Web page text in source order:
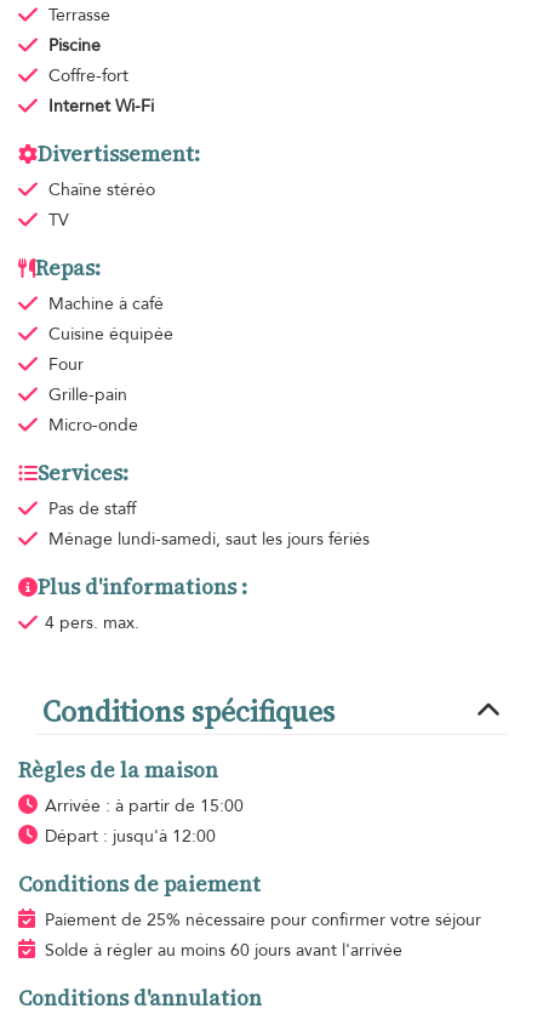
Terrasse
Piscine
Coffre-fort
Internet Wi-Fi
Divertissement:
Chaîne stéréo
TV
Repas:
Machine à café
Cuisine équipée
Four
Grille-pain
Micro-onde
Services:
Pas de staff
Ménage lundi-samedi, saut les jours fériés
Plus d'informations :
4 pers. max.
Conditions spécifiques
Règles de la maison
Arrivée : à partir de 15:00
Départ : jusqu'à 12:00
Conditions de paiement
Paiement de 25% nécessaire pour confirmer votre séjour
Solde à régler au moins 60 jours avant l'arrivée
Conditions d'annulation